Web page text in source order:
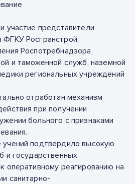
участие представители
Росгранстрой,
Роспотребнадзора,
и таможенной служб, наземной
региональных учреждений
отработан механизм
при получении
больного с признаками
подтвердило высокую
и государственных
оперативному реагированию на
санитарно-